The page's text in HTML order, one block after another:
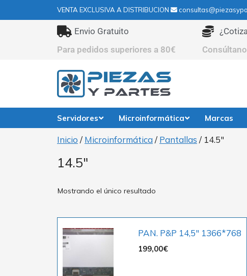
VENTA EXCLUSIVA A DISTRIBUCION
Envio Gratuito
Para pedidos superiores a 80€
Servidores Microinformática Marcas
Inicio / Microinformática/ Pantallas / 14.5"
14.5"
Mostrando el único resultado
PAN. P&P 14,5″ 1366*768
199,00€